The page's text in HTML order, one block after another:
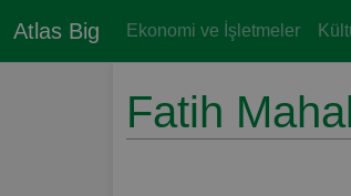
Atlas Big Ekonomi ve İşletmeler
Fatih